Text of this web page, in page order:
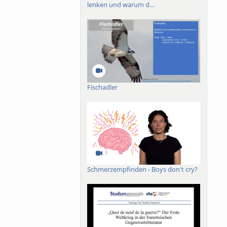
lenken und warum d...
Fischadler
Schmerzempfinden - Boys don't cry?